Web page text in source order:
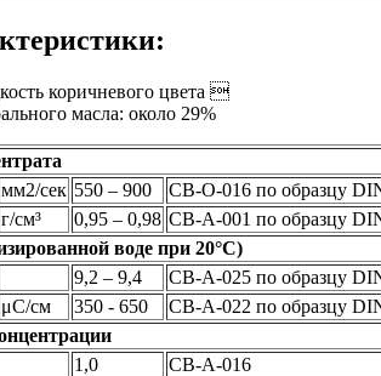
коричневого цвета 
масла: около 29%
мм2/сек 550 – 900
CB-О-016 по образцу
г/см³ 0,95 – 0,98 CB-А-001 по образцу
воде при 20°C)
9,2 – 9,4
CB-A-025 по образцу
μС/см 350 - 650
CB-A-022 по образцу
1,0
CB-A-016